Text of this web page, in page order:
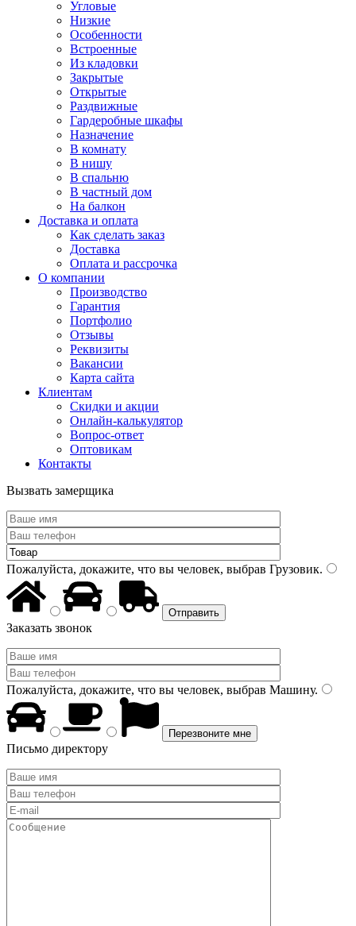
Угловые
Низкие
Особенности
Встроенные
Из кладовки
Закрытые
Открытые
Раздвижные
Гардеробные шкафы
Назначение
В комнату
В нишу
В спальню
В частный дом
На балкон
Доставка и оплата
Как сделать заказ
Доставка
Оплата и рассрочка
О компании
Производство
Гарантия
Портфолио
Отзывы
Реквизиты
Вакансии
Карта сайта
Клиентам
Скидки и акции
Онлайн-калькулятор
Вопрос-ответ
Оптовикам
Контакты
Вызвать замерщика
Пожалуйста, докажите, что вы человек, выбрав Грузовик.
Заказать звонок
Пожалуйста, докажите, что вы человек, выбрав Машину.
Письмо директору